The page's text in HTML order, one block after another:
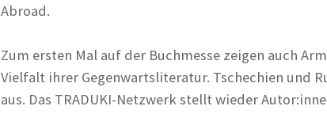
Abroad.
Zum ersten Mal auf der Buchmesse zeigen auch
Vielfalt ihrer Gegenwartsliteratur. Tschechien und
aus. Das TRADUKI-Netzwerk stellt wieder